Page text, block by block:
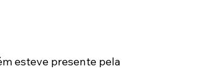
esteve presente pela